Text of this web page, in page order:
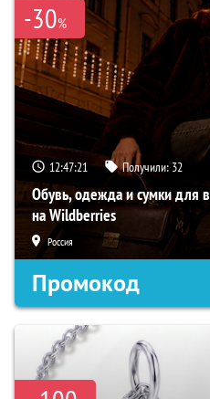
-30%
12:47:20 Получили: 32
Обувь, одежда и сумки для
на Wildberries
Россия
Промокод